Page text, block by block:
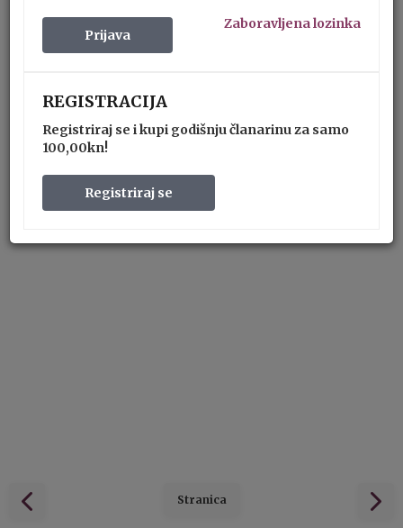
Prijava
Zaboravljena lozinka
REGISTRACIJA
Registriraj se i kupi godišnju članarinu za samo
100,00kn!
Registriraj se
Stranica